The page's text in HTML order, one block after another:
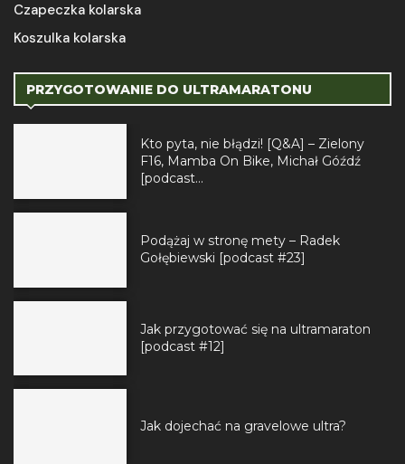
Czapeczka kolarska
Koszulka kolarska
PRZYGOTOWANIE DO ULTRAMARATONU
Kto pyta, nie błądzi! [Q&A] – Zielony
F16, Mamba On Bike, Michał Góźdź
[podcast...
Podążaj w stronę mety – Radek
Gołębiewski [podcast #23]
Jak przygotować się na ultramaraton
[podcast #12]
Jak dojechać na gravelowe ultra?